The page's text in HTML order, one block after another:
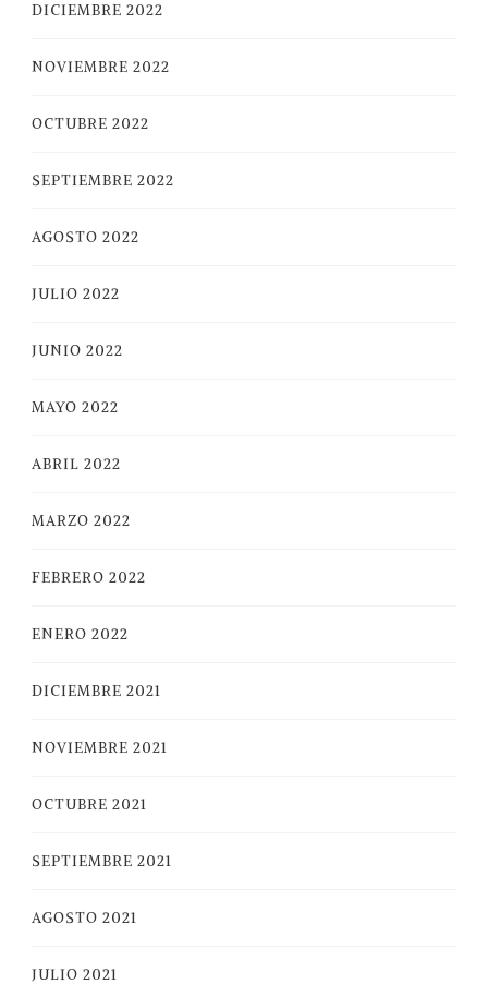
DICIEMBRE 2022
NOVIEMBRE 2022
OCTUBRE 2022
SEPTIEMBRE 2022
AGOSTO 2022
JULIO 2022
JUNIO 2022
MAYO 2022
ABRIL 2022
MARZO 2022
FEBRERO 2022
ENERO 2022
DICIEMBRE 2021
NOVIEMBRE 2021
OCTUBRE 2021
SEPTIEMBRE 2021
AGOSTO 2021
JULIO 2021